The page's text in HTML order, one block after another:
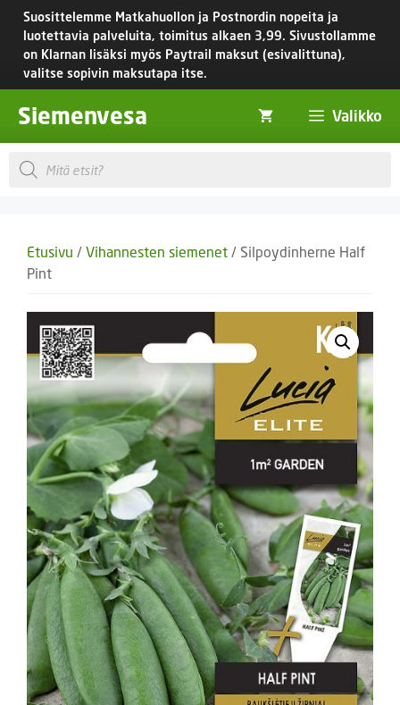
Siirry
sisältöön
Suosittelemme Matkahuollon ja Postnordin nopeita ja
luotettavia palveluita, toimitus alkaen 3,99. Sivustollamme
on Klarnan lisäksi myös Paytrail maksut (esivalittuna),
valitse sopivin maksutapa itse.
Siemenvesa Valikko
Products
search
Etusivu / Vihannesten siemenet / Silpoydinherne Half
Pint